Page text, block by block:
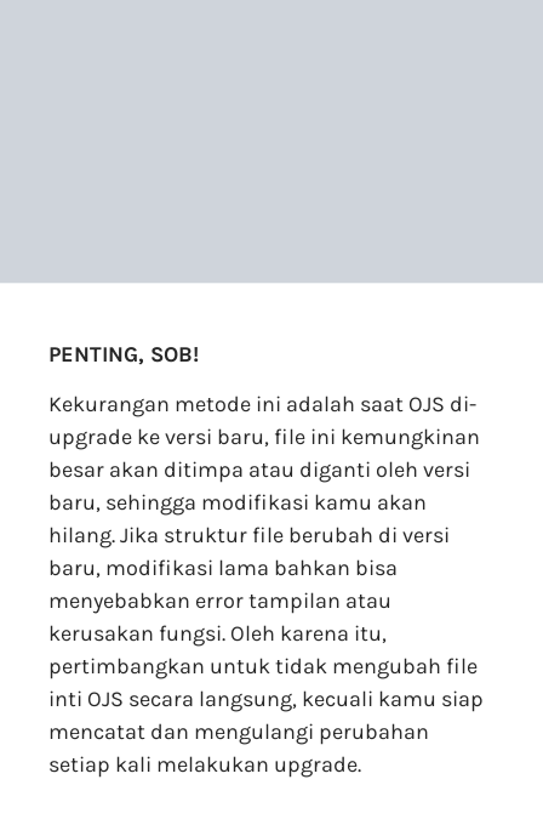
PENTING, SOB!
Kekurangan metode ini adalah saat OJS di-
upgrade ke versi baru, file ini kemungkinan
besar akan ditimpa atau diganti oleh versi
baru, sehingga modifikasi kamu akan
hilang. Jika struktur file berubah di versi
baru, modifikasi lama bahkan bisa
menyebabkan error tampilan atau
kerusakan fungsi. Oleh karena itu,
pertimbangkan untuk tidak mengubah file
inti OJS secara langsung, kecuali kamu siap
mencatat dan mengulangi perubahan
setiap kali melakukan upgrade.